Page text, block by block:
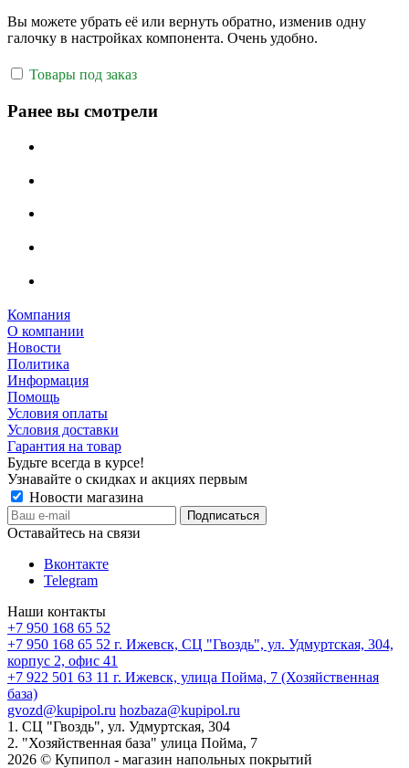
Вы можете убрать её или вернуть обратно, изменив одну
галочку в настройках компонента. Очень удобно.
Товары под заказ
Ранее вы смотрели
Компания
О компании
Новости
Политика
Информация
Помощь
Условия оплаты
Условия доставки
Гарантия на товар
Будьте всегда в курсе!
Узнавайте о скидках и акциях первым
Новости магазина
Оставайтесь на связи
Вконтакте
Telegram
Наши контакты
+7 950 168 65 52
+7 950 168 65 52 г. Ижевск, СЦ "Гвоздь", ул. Удмуртская, 304,
корпус 2, офис 41
+7 922 501 63 11 г. Ижевск, улица Пойма, 7 (Хозяйственная
база)
gvozd@kupipol.ru hozbaza@kupipol.ru
1. СЦ "Гвоздь", ул. Удмуртская, 304
2. "Хозяйственная база" улица Пойма, 7
2026 © Купипол - магазин напольных покрытий